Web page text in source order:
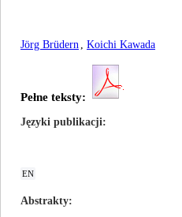
Jörg Brüdern , Koichi Kawada
Pełne teksty:
Języki publikacji
EN
Abstrakty